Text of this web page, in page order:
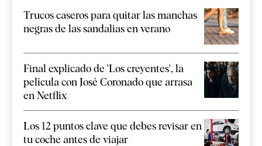
Trucos caseros para quitar las manchas
negras de las sandalias en verano
Final explicado de 'Los creyentes', la
película con José Coronado que arrasa
en Netflix
Los 12 puntos clave que debes revisar en
tu coche antes de viajar